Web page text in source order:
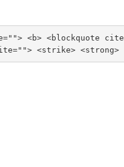
<b> <blockquote cite
<strike> <strong>